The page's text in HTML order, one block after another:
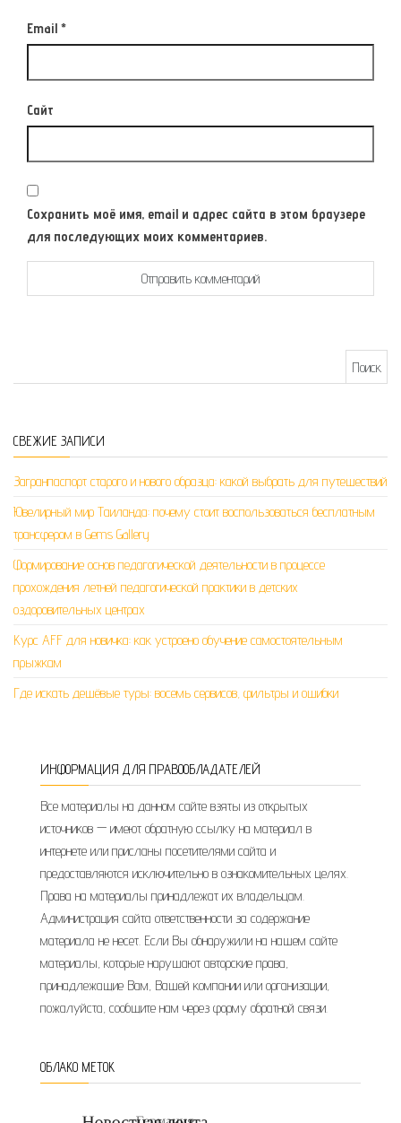
Email *
Сайт
Сохранить моё имя, email и адрес сайта в этом браузере
для последующих моих комментариев.
СВЕЖИЕ ЗАПИСИ
Загранпаспорт старого и нового образца: какой выбрать для путешествий
Ювелирный мир Таиланда: почему стоит воспользоваться бесплатным
трансфером в Gems Gallery
Формирование основ педагогической деятельности в процессе
прохождения летней педагогической практики в детских
оздоровительных центрах
Курс AFF для новичка: как устроено обучение самостоятельным
прыжкам
Где искать дешёвые туры: восемь сервисов, фильтры и ошибки
ИНФОРМАЦИЯ ДЛЯ ПРАВООБЛАДАТЕЛЕЙ
Все материалы на данном сайте взяты из открытых
источников — имеют обратную ссылку на материал в
интернете или присланы посетителями сайта и
предоставляются исключительно в ознакомительных целях.
Права на материалы принадлежат их владельцам.
Администрация сайта ответственности за содержание
материала не несет. Если Вы обнаружили на нашем сайте
материалы, которые нарушают авторские права,
принадлежащие Вам, Вашей компании или организации,
пожалуйста, сообщите нам через форму обратной связи.
ОБЛАКО МЕТОК